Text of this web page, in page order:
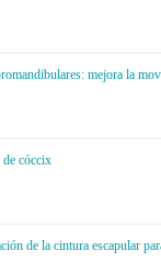
mejora la
cóccix
de la cintura escapular